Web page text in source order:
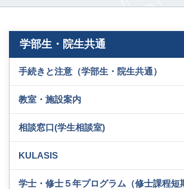
学部生・院生共通
手続きと注意（学部生・院生共通）
教室・施設案内
相談窓口(学生相談室)
KULASIS
学士・修士５年プログラム（修士課程短